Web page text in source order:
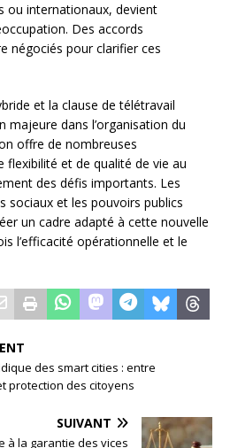
ou internationaux, devient
Des accords
négociés pour clarifier ces
et la clause de télétravail
majeure dans l’organisation du
offre de nombreuses
et de qualité de vie au
des défis importants. Les
sociaux et les pouvoirs publics
un cadre adapté à cette nouvelle
l’efficacité opérationnelle et le
des smart cities : entre
protection des citoyens
SUIVANT
à la garantie des vices